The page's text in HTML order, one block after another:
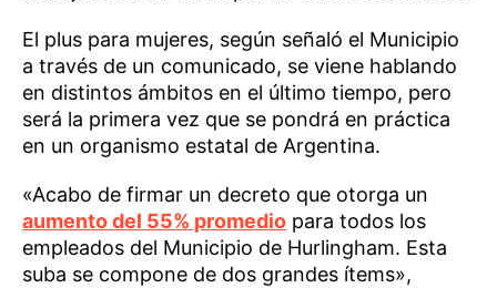
El plus para mujeres, según señaló el Municipio
a través de un comunicado, se viene hablando
en distintos ámbitos en el último tiempo, pero
será la primera vez que se pondrá en práctica
en un organismo estatal de Argentina.
«Acabo de firmar un decreto que otorga un
aumento del 55% promedio para todos los
empleados del Municipio de Hurlingham. Esta
suba se compone de dos grandes ítems»,